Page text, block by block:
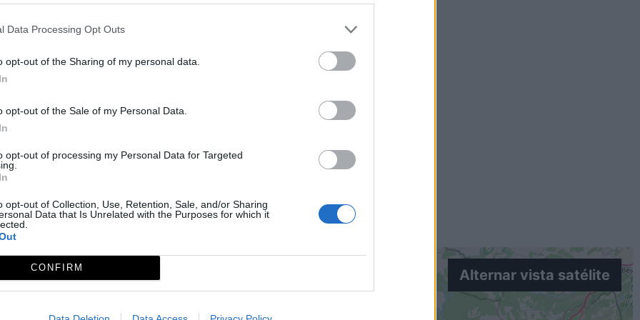
Data Processing Opt Outs
opt-out of the Sharing of my personal data.
opt-out of the Sale of my Personal Data.
opt-out of processing my Personal Data for Targeted
opt-out of Collection, Use, Retention, Sale, and/or Sharing
Data that Is Unrelated with the Purposes for which it
CONFIRM
14; MIDE: 1-2-2-5
Alternar vista satélite